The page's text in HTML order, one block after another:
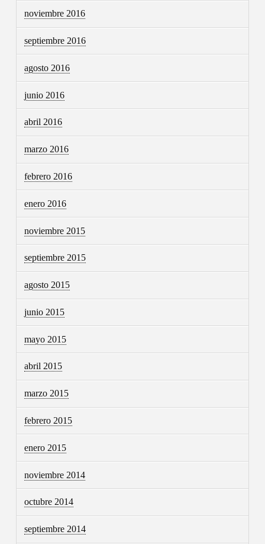
noviembre 2016
septiembre 2016
agosto 2016
junio 2016
abril 2016
marzo 2016
febrero 2016
enero 2016
noviembre 2015
septiembre 2015
agosto 2015
junio 2015
mayo 2015
abril 2015
marzo 2015
febrero 2015
enero 2015
noviembre 2014
octubre 2014
septiembre 2014